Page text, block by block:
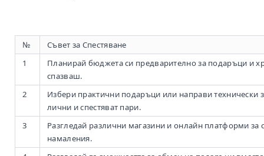
№
Съвет за Спестяване
1
Планирай бюджета си предварително за подаръци и
спазваш.
2
Избери практични подаръци или направи технически
лични и спестяват пари.
3
Разгледай различни магазини и онлайн платформи за
намаления.